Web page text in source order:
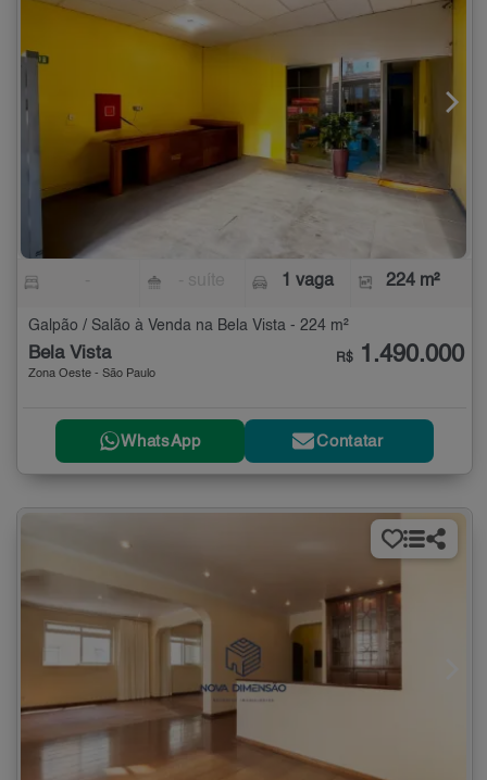
1 vaga 224 m²
Galpão / Salão à Venda na Bela Vista - 224 m²
Bela Vista
Zona Oeste - São Paulo
R$ 1.490.000
WhatsApp Contatar